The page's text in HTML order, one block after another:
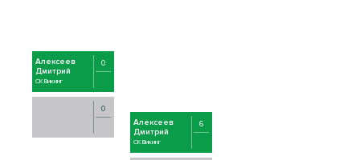
Алексеев
Дмитрий
СК Викинг
0
0
Алексеев
Дмитрий
СК Викинг
6